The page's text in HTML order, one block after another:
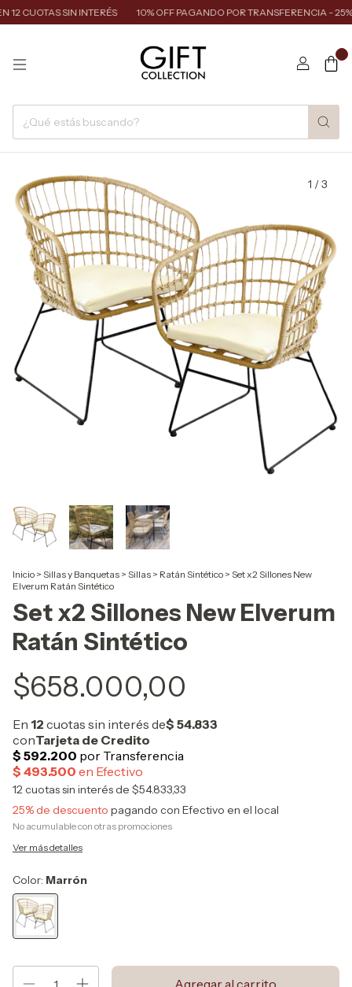
CUOTAS SIN INTERÉS 10% OFF PAGANDO POR TRANSFERENCIA - 25%
0
1 /3
Inicio > Sillas y Banquetas > Sillas > Ratán Sintético > Set x2 Sillones New
Elverum Ratán Sintético
Set x2 Sillones New Elverum
Ratán Sintético
$658.000,00
12cuotas sin interés de $54.833,33
25% de descuento pagando con Efectivo en el local
No acumulable con otras promociones
Ver más detalles
Color: Marrón